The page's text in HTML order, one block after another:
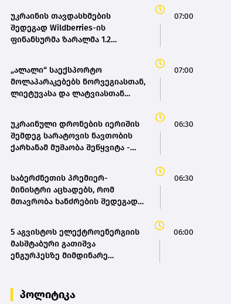
უკრაინის თავდასხმების
შედეგად Wildberries-ის
ფინანსურმა ზარალმა 1.2
07:00
„ალალი“ საექსპორტო
მოლაპარაკებებს ნორვეგიასთან,
ლიეტუვასა და ლატვიასთან
07:00
უკრაინული დრონების იერიშის
შემდეგ სარატოვის ნავთობის
ქარხანამ მუშაობა შეწყვიტა -
06:30
საბერძნეთის პრემიერ-
მინისტრი აცხადებს, რომ
მთავრობა ხანძრების შედეგად
იმოქმედებს
06:30
5 აგვისტოს ელექტროენერგიის
მასშტაბური გათიშვა
ენგურჰესზე მიმდინარე
06:00
პოლიტიკა